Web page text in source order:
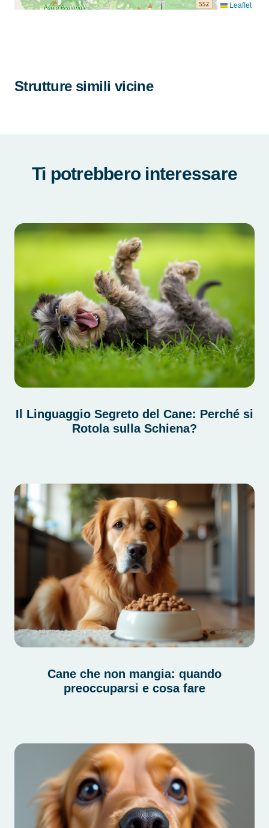
Leaflet
Strutture simili vicine
Ti potrebbero interessare
Il Linguaggio Segreto del Cane: Perché si
Rotola sulla Schiena?
Cane che non mangia: quando
preoccuparsi e cosa fare